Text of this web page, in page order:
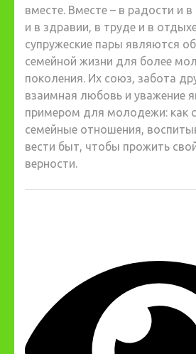
вместе. Вместе – в радости и в
и в здравии, в труде и в
супружеские пары являются
семейной жизни для более
поколения. Их союз, забота
взаимная любовь и уважение
примером для молодежи: как
семейные отношения,
вести быт, чтобы прожить
верности.